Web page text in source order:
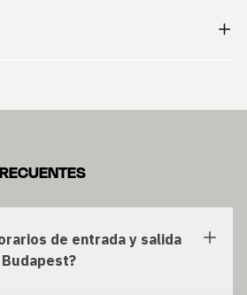
de entrada y salida